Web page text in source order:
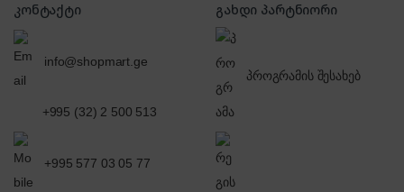
კონტაქტი
info@shopmart.ge
+995 (32) 2 500 513
+995 577 03 05 77
გახდი პარტნიორი
პროგრამის შესახებ